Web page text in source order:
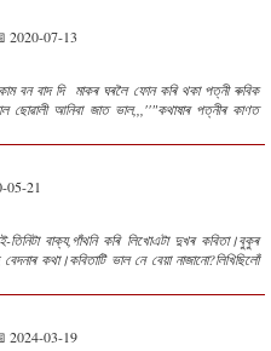
2020-07-13
বন বাদ দি মাকৰ ঘৰলৈ ফোন কৰি থকা পত্নী ৰুবিক
ছোৱালী আনিবা জাত ভাল,,,''"কথাষাৰ পত্নীৰ কাণত
05-21
তিনিটা বাক্য,গাঁথনি কৰি লিখোএটা দুখৰ কবিতা।বুকুৰ
কথা।কবিতাটি ভাল নে বেয়া নাজানো?লিখিছিলোঁ
2024-03-19